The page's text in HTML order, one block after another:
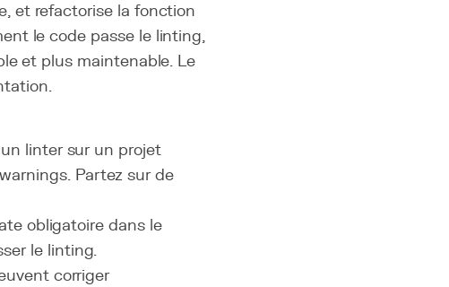
et refactorise la fonction
le code passe le linting,
et plus maintenable. Le
linter sur un projet
Partez sur de
obligatoire dans le
le linting.
corriger